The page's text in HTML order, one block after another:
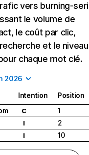
vers burning-
le volume de
le coût par clic,
et le
chaque mot clé.
2026
Intention
Position
C
1
I
2
I 10